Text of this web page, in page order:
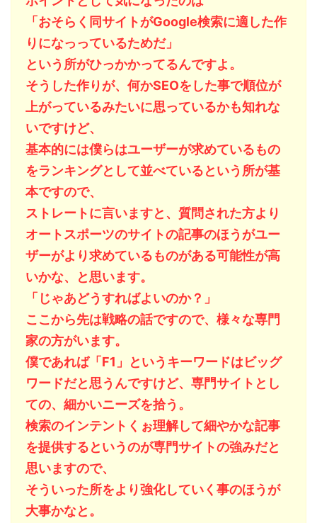
「おそらく同サイトがGoogle検索に適した作
りになっっているためだ」
という所がひっかかってるんですよ。
そうした作りが、何かSEOをした事で順位が
上がっているみたいに思っているかも知れな
いですけど、
基本的には僕らはユーザーが求めているもの
をランキングとして並べているという所が基
本ですので、
ストレートに言いますと、質問された方より
オートスポーツのサイトの記事のほうがユー
ザーがより求めているものがある可能性が高
いかな、と思います。
「じゃあどうすればよいのか？」
ここから先は戦略の話ですので、様々な専門
家の方がいます。
僕であれば「F1」というキーワードはビッグ
ワードだと思うんですけど、専門サイトとし
ての、細かいニーズを拾う。
検索のインテントくぉ理解して細やかな記事
を提供するというのが専門サイトの強みだと
思いますので、
そういった所をより強化していく事のほうが
大事かなと。